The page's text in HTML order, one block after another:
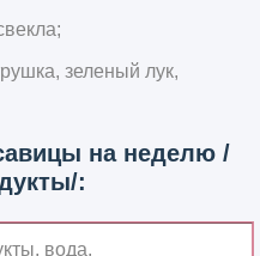
зеленый лук,
на неделю /
:
вода.